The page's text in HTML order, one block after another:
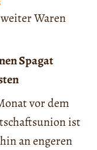
Waren
Spagat
vor dem
ist
an engeren